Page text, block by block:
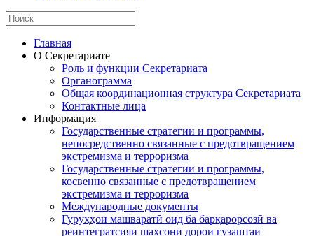
Главная
О Секретариате
Роль и функции Секретариата
Органограмма
Общая координационная структура Секретариата
Контактные лица
Информация
Государственные стратегии и программы,
непосредственно связанные с предотвращением
экстремизма и терроризма
Государственные стратегии и программы,
косвенно связанные с предотвращением
экстремизма и терроризма
Международные документы
Гурӯҳҳои машваратӣ оид ба барқарорсозӣ ва
реинтегратсияи шахсони дорои гузаштаи